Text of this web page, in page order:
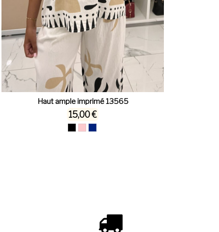
Haut ample imprimé 13565
15,00 €